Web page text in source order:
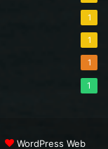
1
1
1
1
WordPress Web